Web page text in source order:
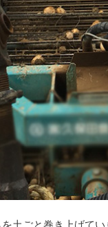
土ごと巻き上げて